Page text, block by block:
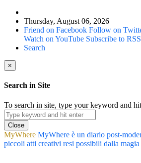
Thursday, August 06, 2026
Friend on Facebook Follow on
Watch on YouTube Subscribe to RSS
Search
×
Search in Site
To search in site, type your keyword and
Close
MyWhere MyWhere è un diario post-
piccoli atti creativi resi possibili dalla